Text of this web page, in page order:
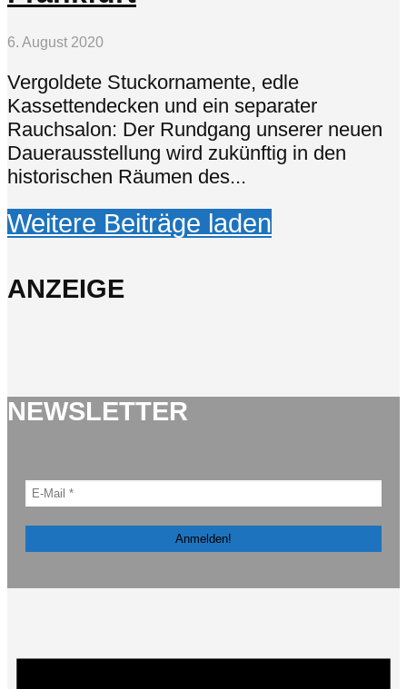
6. August 2020
Vergoldete Stuckornamente, edle
Kassettendecken und ein separater
Rauchsalon: Der Rundgang unserer neuen
Dauerausstellung wird zukünftig in den
historischen Räumen des...
Weitere Beiträge laden
ANZEIGE
NEWSLETTER